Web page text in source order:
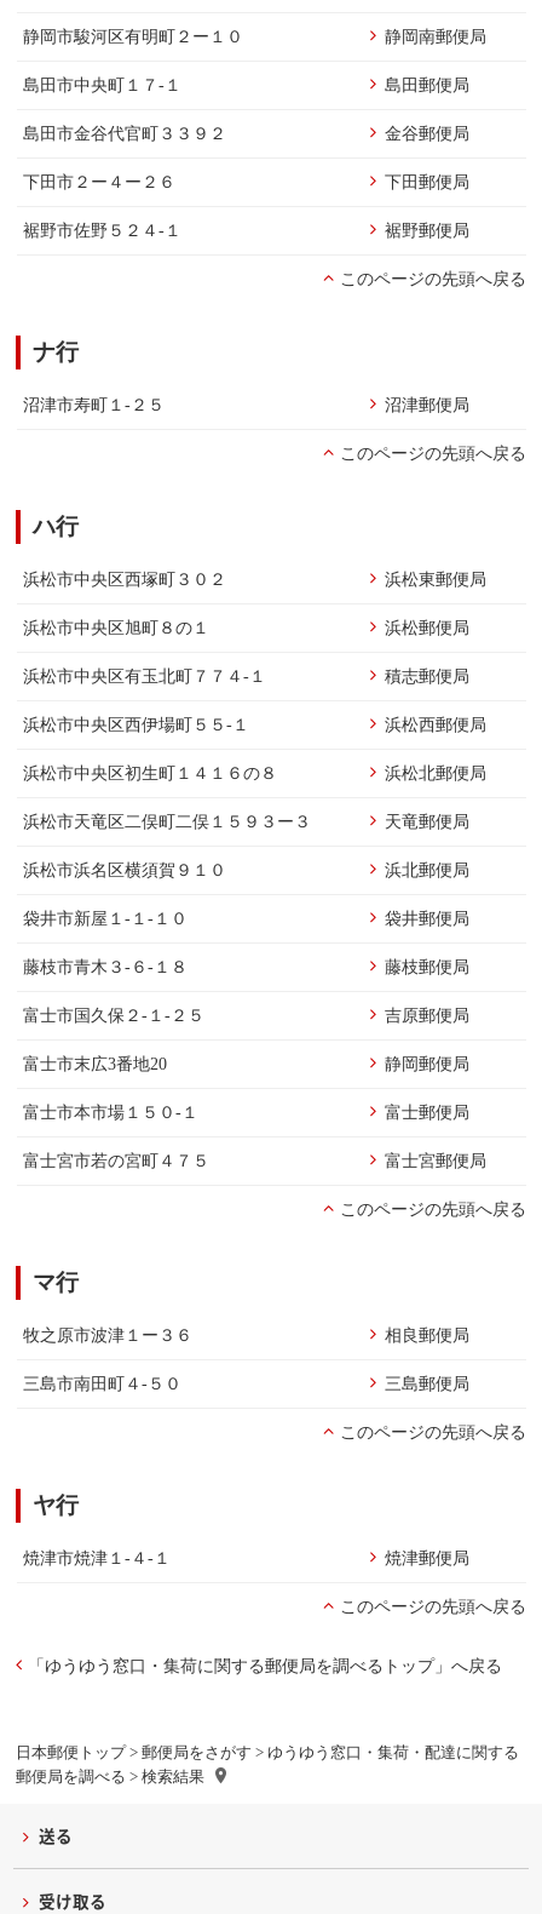
日本郵便トップ> 郵便局をさがす > ゆうゆう窓口・集荷・配達に関する
郵便局を調べる > 検索結果
静岡市駿河区有明町２ー１０ 静岡南郵便局
島田市中央町１７-１ 島田郵便局
島田市金谷代官町３３９２ 金谷郵便局
下田市２ー４ー２６ 下田郵便局
裾野市佐野５２４-１ 裾野郵便局
このページの先頭へ戻る
ナ行
沼津市寿町１-２５ 沼津郵便局
このページの先頭へ戻る
ハ行
浜松市中央区西塚町３０２ 浜松東郵便局
浜松市中央区旭町８の１ 浜松郵便局
浜松市中央区有玉北町７７４-１ 積志郵便局
浜松市中央区西伊場町５５-１ 浜松西郵便局
浜松市中央区初生町１４１６の８ 浜松北郵便局
浜松市天竜区二俣町二俣１５９３ー３ 天竜郵便局
浜松市浜名区横須賀９１０ 浜北郵便局
袋井市新屋１-１-１０ 袋井郵便局
藤枝市青木３-６-１８ 藤枝郵便局
富士市国久保２-１-２５ 吉原郵便局
富士市末広3番地20 静岡郵便局
富士市本市場１５０-１ 富士郵便局
富士宮市若の宮町４７５ 富士宮郵便局
このページの先頭へ戻る
マ行
牧之原市波津１ー３６ 相良郵便局
三島市南田町４-５０ 三島郵便局
このページの先頭へ戻る
ヤ行
焼津市焼津１-４-１ 焼津郵便局
このページの先頭へ戻る
「ゆうゆう窓口・集荷に関する郵便局を調べるトップ」へ戻る
送る
受け取る